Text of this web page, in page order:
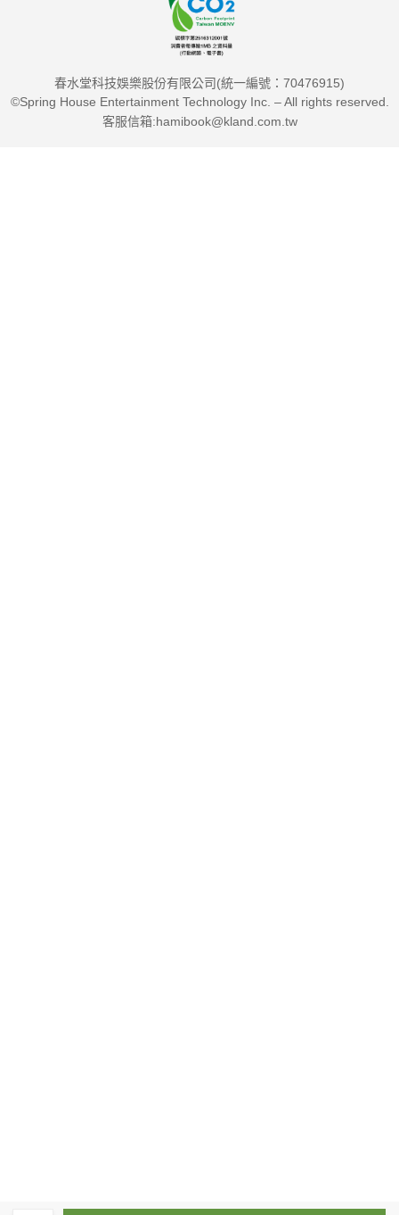
春水堂科技娛樂股份有限公司(統一編號：70476915)
©Spring House Entertainment Technology Inc. – All rights reserved.
客服信箱:hamibook@kland.com.tw